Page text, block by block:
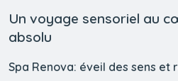
Un voyage sensoriel au
absolu
Spa Renova: éveil des sens